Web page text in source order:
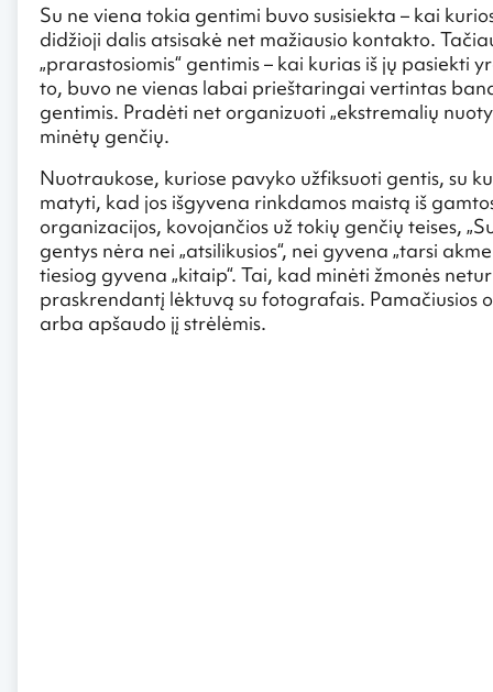
Su ne viena tokia gentimi buvo susisiekta – kai
didžioji dalis atsisakė net mažiausio kontakto.
„prarastosiomis“ gentimis – kai kurias iš jų
to, buvo ne vienas labai prieštaringai vertintas
gentimis. Pradėti net organizuoti „ekstremalių
minėtų genčių.
Nuotraukose, kuriose pavyko užfiksuoti gentis, su
matyti, kad jos išgyvena rinkdamos maistą iš
organizacijos, kovojančios už tokių genčių teises,
gentys nėra nei „atsilikusios“, nei gyvena „tarsi
tiesiog gyvena „kitaip“. Tai, kad minėti žmonės
praskrendantį lėktuvą su fotografais.
arba apšaudo jį strėlėmis.